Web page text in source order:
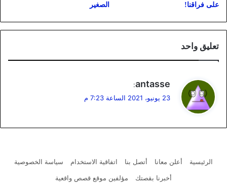
على فراقنا!
الصغير
تعليق واحد
يantasse
:
23 يونيو، 2021 الساعة 7:23 م
الرئيسية أعلن معانا أتصل بنا اتفاقية الاستخدام
سياسة الخصوصية
أخبرنا بقصتك
مؤلفين موقع قصص واقعية